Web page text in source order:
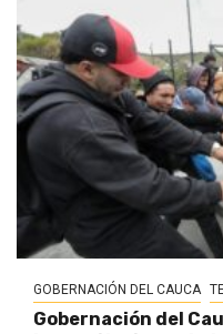
GOBERNACIÓN DEL CAUCA
Gobernación del